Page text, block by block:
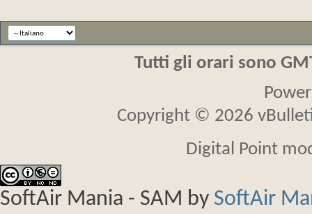
Tutti gli orari sono
Copyright © 2026
Digital Point
SoftAir Mania - SAM by SoftAir